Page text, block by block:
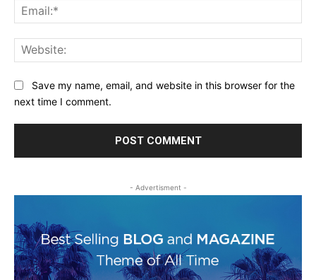
Save my name, email, and website in this browser for the
next time I comment.
- Advertisment -